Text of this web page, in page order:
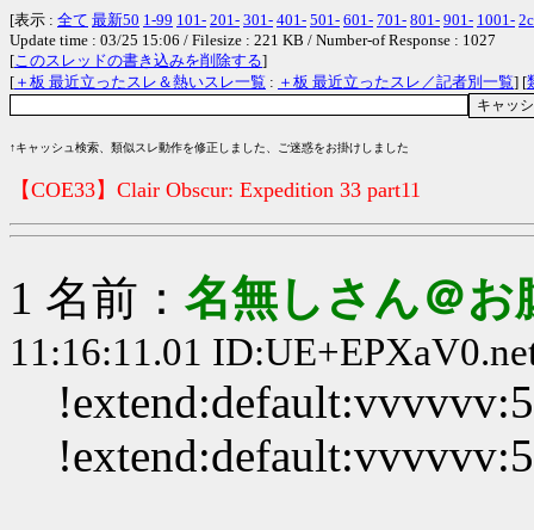
[表示 : 全て 最新50 1-99 101- 201- 301- 401- 501- 601- 701- 801- 901- 1001-
Update time : 03/25 15:06 / Filesize : 221 KB / Number-of Response : 1027
[このスレッドの書き込みを削除する]
[ ＋板 最近立ったスレ＆熱いスレ一覧 : ＋板 最近立ったスレ／記者別一覧] [
↑キャッシュ検索、類似スレ動作を修正しました、ご迷惑をお掛けしました
【COE33】Clair Obscur: Expedition 33 part11
1 名前： 名無しさん＠
11:16:11.01